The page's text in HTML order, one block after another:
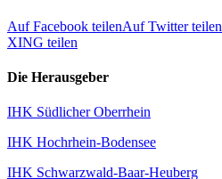
Auf Facebook teilenAuf Twitter teilen
XING teilen
Die Herausgeber
IHK Südlicher Oberrhein
IHK Hochrhein-Bodensee
IHK Schwarzwald-Baar-Heuberg